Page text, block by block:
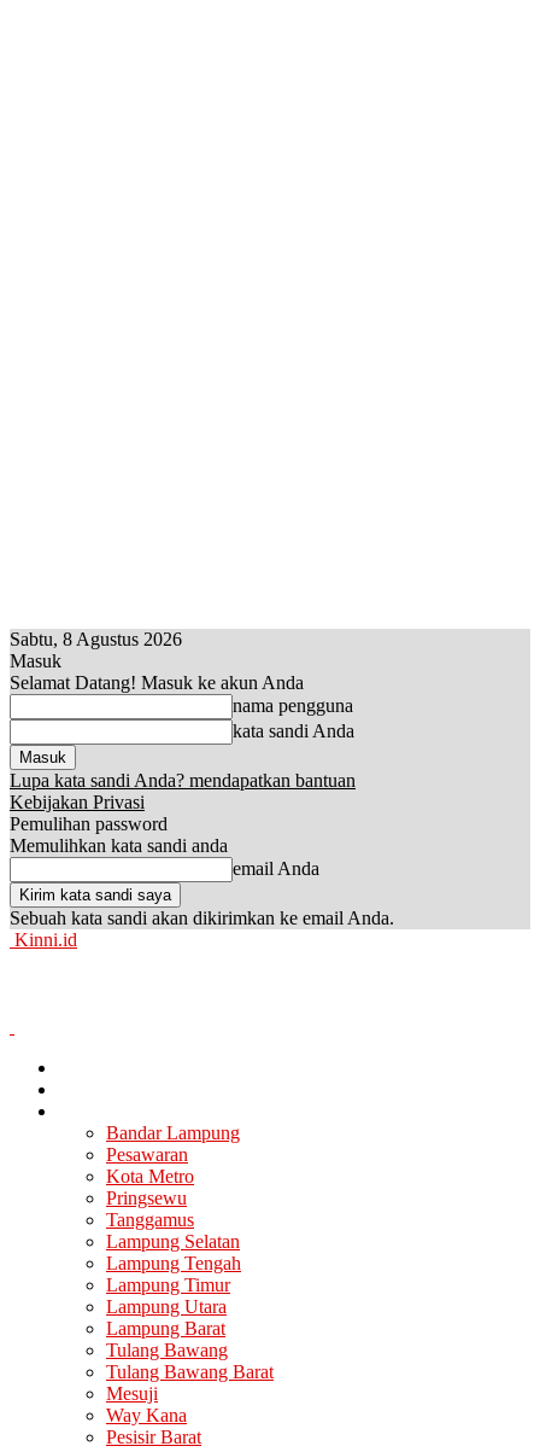
Sabtu, 8 Agustus 2026
Masuk
Selamat Datang! Masuk ke akun Anda
nama pengguna
kata sandi Anda
Lupa kata sandi Anda? mendapatkan bantuan
Kebijakan Privasi
Pemulihan password
Memulihkan kata sandi anda
email Anda
Sebuah kata sandi akan dikirimkan ke email Anda.
Kinni.id
Bandar Lampung
Pesawaran
Kota Metro
Pringsewu
Tanggamus
Lampung Selatan
Lampung Tengah
Lampung Timur
Lampung Utara
Lampung Barat
Tulang Bawang
Tulang Bawang Barat
Mesuji
Way Kana
Pesisir Barat